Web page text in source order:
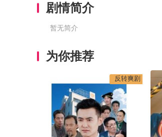
剧情简介
暂无简介
为你推荐
反转爽剧